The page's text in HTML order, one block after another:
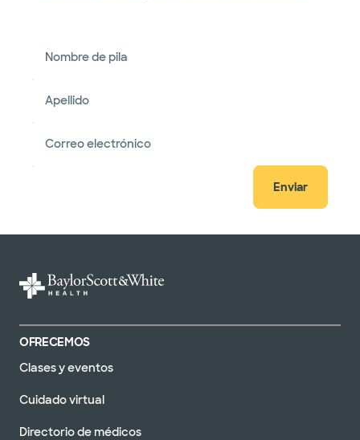
Nombre de pila
Apellido
Correo electrónico
Enviar
OFRECEMOS
Clases y eventos
Cuidado virtual
Directorio de médicos